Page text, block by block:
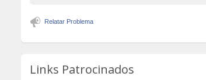
Relatar Problema
Links Patrocinados